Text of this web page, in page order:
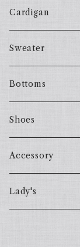
Cardigan
Sweater
Bottoms
Shoes
Accessory
Lady's